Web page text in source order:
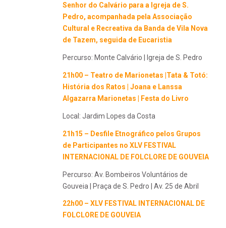
Senhor do Calvário para a Igreja de S.
Pedro, acompanhada pela Associação
Cultural e Recreativa da Banda de Vila Nova
de Tazem, seguida de Eucaristia
Percurso: Monte Calvário | Igreja de S. Pedro
21h00 – Teatro de Marionetas |Tata & Totó:
História dos Ratos | Joana e Lanssa
Algazarra Marionetas | Festa do Livro
Local: Jardim Lopes da Costa
21h15 – Desfile Etnográfico pelos Grupos
de Participantes no XLV FESTIVAL
INTERNACIONAL DE FOLCLORE DE GOUVEIA
Percurso: Av. Bombeiros Voluntários de
Gouveia | Praça de S. Pedro | Av. 25 de Abril
22h00 – XLV FESTIVAL INTERNACIONAL DE
FOLCLORE DE GOUVEIA